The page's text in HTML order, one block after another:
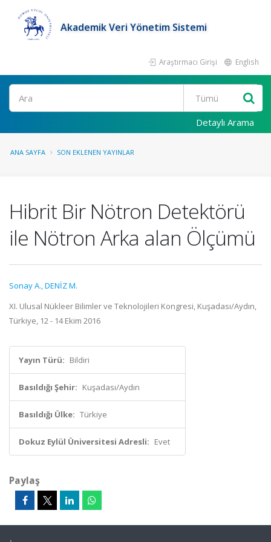
Akademik Veri Yönetim Sistemi
Araştırmacı Girişi English
Ara
Detaylı Arama
ANA SAYFA SON EKLENEN YAYINLAR
Hibrit Bir Nötron Detektörü
ile Nötron Arka alan Ölçümü
Sonay A.,DENİZ M.
XI. Ulusal Nükleer Bilimler ve Teknolojileri Kongresi, Kuşadası/Aydın,
Türkiye, 12 - 14 Ekim 2016
Yayın Türü: Bildiri
Basıldığı Şehir: Kuşadası/Aydın
Basıldığı Ülke: Türkiye
Dokuz Eylül Üniversitesi Adresli: Evet
Paylaş